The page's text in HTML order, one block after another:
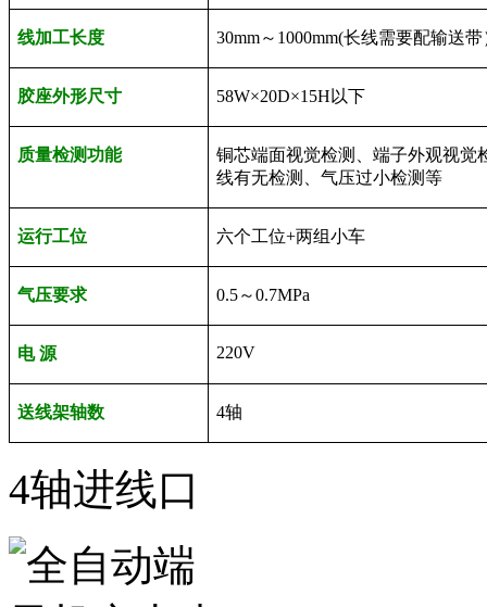
线加工长度 30mm～ 1000mm(长线需要配输送带
胶座外形尺寸 58W×20D×15H 以下
质量检测功能
铜芯端面视觉检测、端子外观视觉
线有无检测、气压过小检测等
运行工位 六个工位+两组小车
气压要求 0.5～0.7MPa
电 源 220V
送线架轴数 4轴
4轴进线口